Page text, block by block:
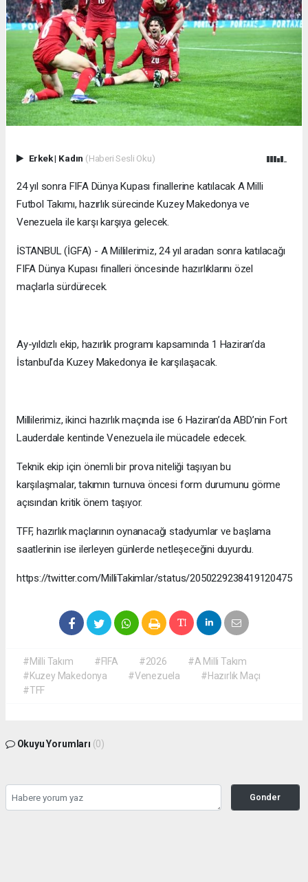
Erkek| Kadın (Haberi Sesli Oku)
24 yıl sonra FIFA Dünya Kupası finallerine katılacak A Milli
Futbol Takımı, hazırlık sürecinde Kuzey Makedonya ve
Venezuela ile karşı karşıya gelecek.
İSTANBUL (İGFA) - A Millilerimiz, 24 yıl aradan sonra katılacağı
FIFA Dünya Kupası finalleri öncesinde hazırlıklarını özel
maçlarla sürdürecek.
Ay-yıldızlı ekip, hazırlık programı kapsamında 1 Haziran’da
İstanbul’da Kuzey Makedonya ile karşılaşacak.
Millilerimiz, ikinci hazırlık maçında ise 6 Haziran’da ABD’nin Fort
Lauderdale kentinde Venezuela ile mücadele edecek.
Teknik ekip için önemli bir prova niteliği taşıyan bu
karşılaşmalar, takımın turnuva öncesi form durumunu görme
açısından kritik önem taşıyor.
TFF, hazırlık maçlarının oynanacağı stadyumlar ve başlama
saatlerinin ise ilerleyen günlerde netleşeceğini duyurdu.
https://twitter.com/MilliTakimlar/status/2050229238419120475
#Milli Takım #FIFA #2026
#A Milli Takım
#Kuzey Makedonya
#Venezuela
#Hazırlık Maçı
#TFF
Okuyu Yorumları (0)
Gonder